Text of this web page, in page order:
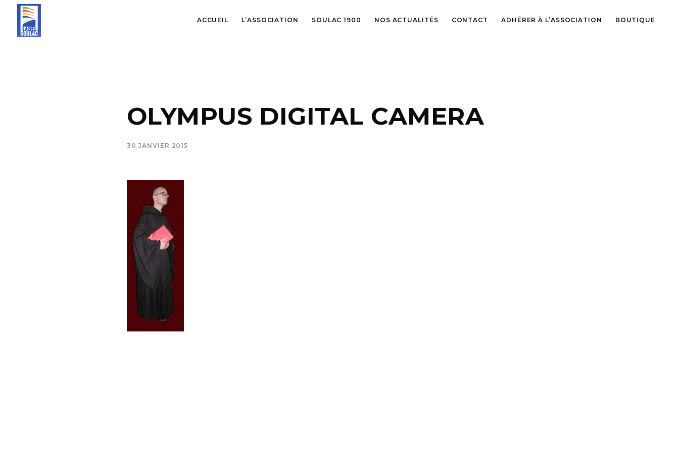
ACCUEIL L’ASSOCIATION SOULAC 1900 NOS ACTUALITÉS CONTACT ADHÉRER À L’ASSOCIATION BOUTIQUE
OLYMPUS DIGITAL CAMERA
30 JANVIER 2015